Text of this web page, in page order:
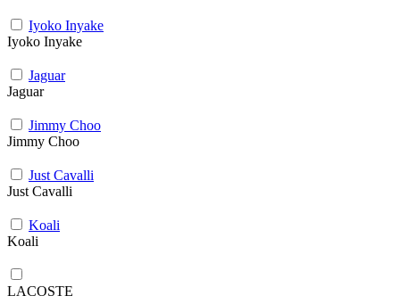
Iyoko Inyake
Iyoko Inyake
Jaguar
Jaguar
Jimmy Choo
Jimmy Choo
Just Cavalli
Just Cavalli
Koali
Koali
LACOSTE